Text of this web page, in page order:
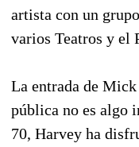
artista con un
varios Teatros y el
La entrada de
pública no es algo
70, Harvey ha